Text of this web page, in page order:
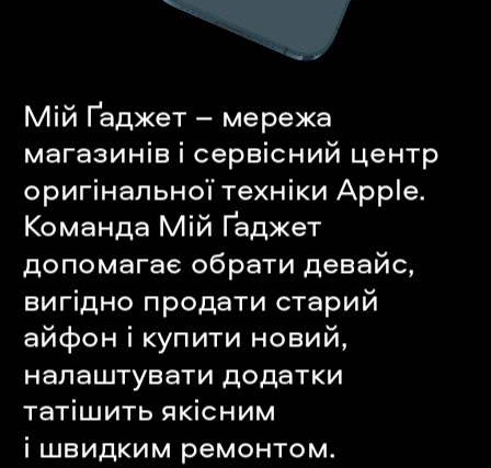
Мій Ґаджет – мережа
магазинів і сервісний центр
оригінальної техніки Apple.
Команда Мій Ґаджет
допомагає обрати девайс,
вигідно продати старий
айфон і купити новий,
налаштувати додатки
татішить якісним
і швидким ремонтом.